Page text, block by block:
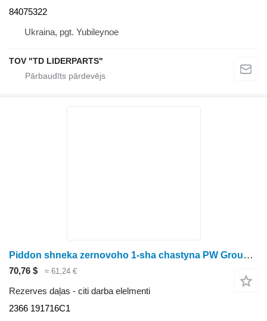
84075322
Ukraina, pgt. Yubileynoe
TOV "TD LIDERPARTS"
Piddon shneka zernovoho 1-sha chastyna PW Group 2366 191716C1 paredzēts graudu kombaina
70,76 $ ≈ 61,24 €
Rezerves daļas - citi darba elelmenti
2366 191716C1